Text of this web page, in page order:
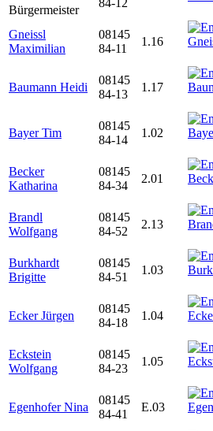
Bürgermeister
84-12
Gneissl
Maximilian
08145
84-11
1.16
Baumann Heidi
08145
84-13
1.17
Bayer Tim
08145
84-14
1.02
Becker
Katharina
08145
84-34
2.01
Brandl
Wolfgang
08145
84-52
2.13
Burkhardt
Brigitte
08145
84-51
1.03
Ecker Jürgen
08145
84-18
1.04
Eckstein
Wolfgang
08145
84-23
1.05
Egenhofer Nina
08145
84-41
E.03